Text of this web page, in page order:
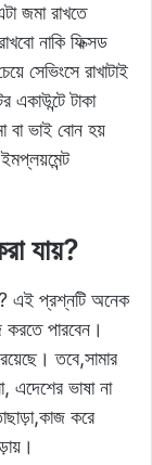
জমা রাখতে
নাকি ফিক্সড
সেভিংসে রাখাটাই
টাকা
বা ভাই বোন হয়
যায়?
এই প্রশ্নটি অনেক
করতে পারবেন।
তবে,সামার
ভাষা না
করে